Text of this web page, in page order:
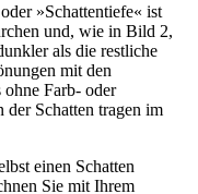
»Schattentiefe« ist
und, wie in Bild 2,
als die restliche
mit den
ohne Farb- oder
Schatten tragen im
einen Schatten
Sie mit Ihrem